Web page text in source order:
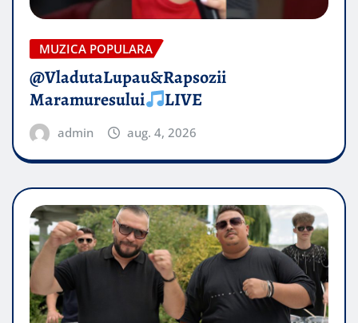
MUZICA POPULARA
@VladutaLupau&Rapsozii
Maramuresului
LIVE
admin aug. 4, 2026